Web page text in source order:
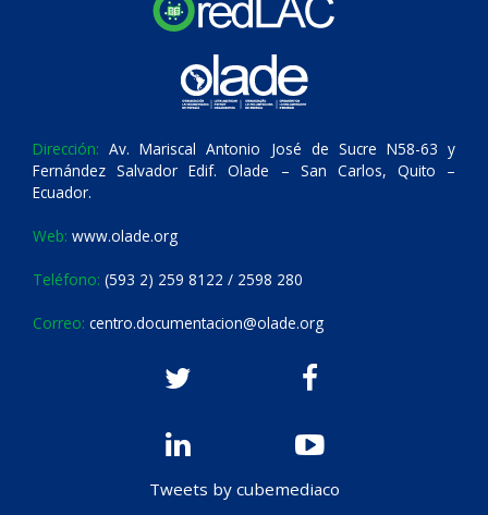
Dirección: Av. Mariscal Antonio José de Sucre N58-63 y
Fernández Salvador Edif. Olade – San Carlos, Quito –
Ecuador.
Web: www.olade.org
Teléfono: (593 2) 259 8122 / 2598 280
Correo: centro.documentacion@olade.org
Tweets by cubemediaco